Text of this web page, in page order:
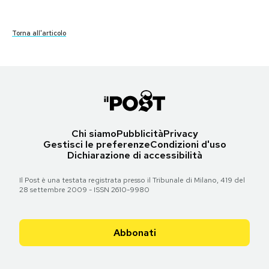
Torna all'articolo
Chi siamoPubblicitàPrivacy
Gestisci le preferenzeCondizioni d'uso
Dichiarazione di accessibilità
Il Post è una testata registrata presso il Tribunale di Milano, 419 del
28 settembre 2009 - ISSN 2610-9980
Abbonati